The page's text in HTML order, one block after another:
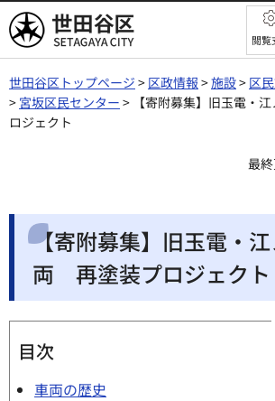
世田谷区 閲覧
世田谷区トップページ > 区政情報 >施設> 区
> 宮坂区民センター > 【寄附募集】旧玉電・
ロジェクト
最
【寄附募集】旧玉電・
両 再塗装プロジェクト
目次
車両の歴史